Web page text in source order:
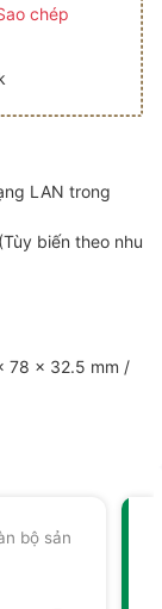
chép
LAN trong
biến theo nhu
78 x 32.5 mm /
bộ sản